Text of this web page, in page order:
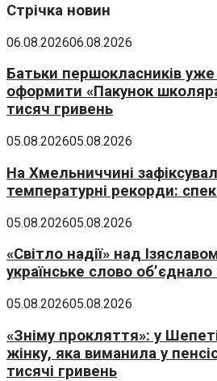
Стрічка новин
06.08.202606.08.2026
Батьки першокласників
оформити «Пакунок
тисяч гривень
05.08.202605.08.2026
На Хмельниччині
температурні рекорди:
05.08.202605.08.2026
«Світло надії» над
українське слово
05.08.202605.08.2026
«Зніму прокляття»: у
жінку, яка виманила у
тисячі гривень